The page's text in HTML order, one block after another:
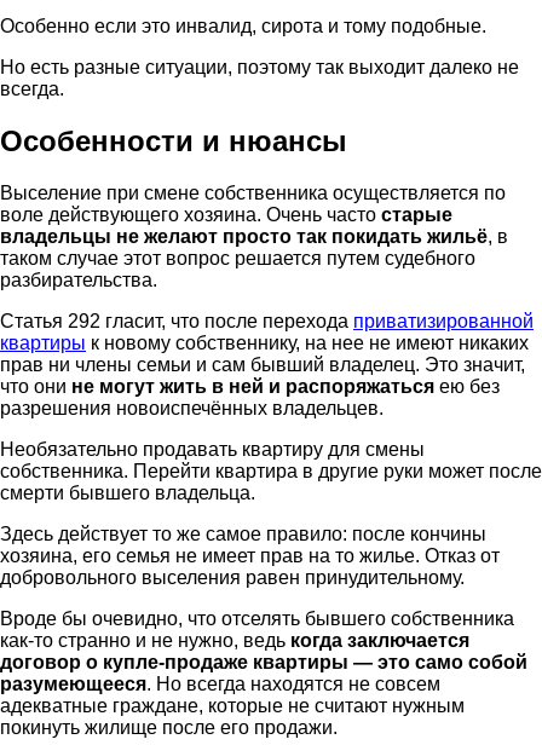
Особенно если это инвалид, сирота и тому подобные.
Но есть разные ситуации, поэтому так выходит далеко не
всегда.
Особенности и нюансы
Выселение при смене собственника осуществляется по
воле действующего хозяина. Очень часто старые
владельцы не желают просто так покидать жильё, в
таком случае этот вопрос решается путем судебного
разбирательства.
Статья 292 гласит, что после перехода приватизированной
квартиры к новому собственнику, на нее не имеют никаких
прав ни члены семьи и сам бывший владелец. Это значит,
что они не могут жить в ней и распоряжаться ею без
разрешения новоиспечённых владельцев.
Необязательно продавать квартиру для смены
собственника. Перейти квартира в другие руки может после
смерти бывшего владельца.
Здесь действует то же самое правило: после кончины
хозяина, его семья не имеет прав на то жилье. Отказ от
добровольного выселения равен принудительному.
Вроде бы очевидно, что отселять бывшего собственника
как-то странно и не нужно, ведь когда заключается
договор о купле-продаже квартиры — это само собой
разумеющееся. Но всегда находятся не совсем
адекватные граждане, которые не считают нужным
покинуть жилище после его продажи.